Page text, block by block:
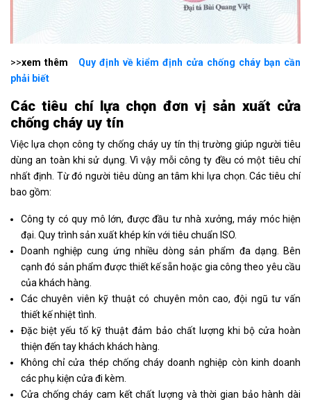
>>xem thêm
Quy định về kiểm định cửa chống cháy bạn cần
phải biết
Các tiêu chí lựa chọn đơn vị sản xuất cửa
chống cháy uy tín
Việc lựa chọn công ty chống cháy uy tín thị trường giúp người tiêu
dùng an toàn khi sử dụng. Vì vậy mỗi công ty đều có một tiêu chí
nhất định. Từ đó người tiêu dùng an tâm khi lựa chọn. Các tiêu chí
bao gồm:
Công ty có quy mô lớn, được đầu tư nhà xưởng, máy móc hiện
đại. Quy trình sản xuất khép kín với tiêu chuẩn ISO.
Doanh nghiệp cung ứng nhiều dòng sản phẩm đa dạng. Bên
cạnh đó sản phẩm được thiết kế sẵn hoặc gia công theo yêu cầu
của khách hàng.
Các chuyên viên kỹ thuật có chuyên môn cao, đội ngũ tư vấn
thiết kế nhiệt tình.
Đặc biệt yếu tố kỹ thuật đảm bảo chất lượng khi bộ cửa hoàn
thiện đến tay khách khách hàng.
Không chỉ cửa thép chống cháy doanh nghiệp còn kinh doanh
các phụ kiện cửa đi kèm.
Cửa chống cháy cam kết chất lượng và thời gian bảo hành dài